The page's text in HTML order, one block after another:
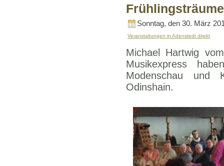
Sonntag, den 30. März
Veranstaltungen in Adenstedt direkt
Michael Hartwig
Musikexpress
Modenschau und
Odinshain.